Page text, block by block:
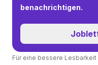
benachrichtigen.
Für eine bessere